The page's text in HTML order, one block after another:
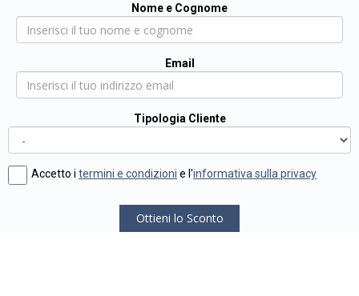
Nome e Cognome
Email
Tipologia Cliente
Accetto i termini e condizioni e l'informativa sulla privacy
Ottieni lo Sconto